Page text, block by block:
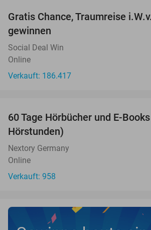
Gratis Chance, Traumreise
gewinnen
Social Deal Win
Online
Verkauft: 186.417
60 Tage Hörbücher und E-
Hörstunden)
Nextory Germany
Online
Verkauft: 958